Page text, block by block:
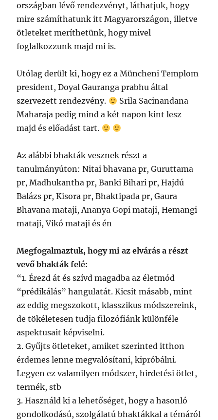
országban lévő rendezvényt, láthatjuk, hogy
mire számíthatunk itt Magyarországon, illetve
ötleteket meríthetünk, hogy mivel
foglalkozzunk majd mi is.
Utólag derült ki, hogy ez a Müncheni Templom
president, Doyal Gauranga prabhu által
szervezett rendezvény.
Srila Sacinandana
Maharaja pedig mind a két napon kint lesz
majd és előadást tart.
Az alábbi bhakták vesznek részt a
tanulmányúton: Nitai bhavana pr, Guruttama
pr, Madhukantha pr, Banki Bihari pr, Hajdú
Balázs pr, Kisora pr, Bhaktipada pr, Gaura
Bhavana mataji, Ananya Gopi mataji, Hemangi
mataji, Vikó mataji és én
Megfogalmaztuk, hogy mi az elvárás a részt
vevő bhakták felé:
“1. Érezd át és szívd magadba az életmód
“prédikálás” hangulatát. Kicsit másabb, mint
az eddig megszokott, klasszikus módszereink,
de tökéletesen tudja filozófiánk különféle
aspektusait képviselni.
2. Gyűjts ötleteket, amiket szerinted itthon
érdemes lenne megvalósítani, kipróbálni.
Legyen ez valamilyen módszer, hirdetési ötlet,
termék, stb
3. Használd ki a lehetőséget, hogy a hasonló
gondolkodású, szolgálatú bhaktákkal a témáról